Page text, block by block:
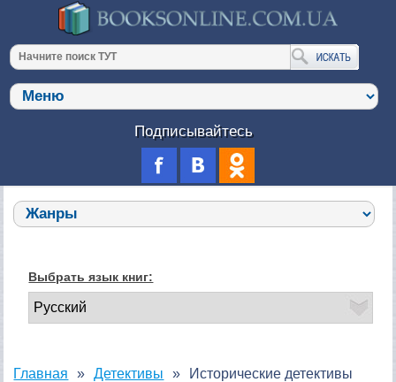
Подписывайтесь
Выбрать язык книг:
Главная Детективы
Исторические детективы